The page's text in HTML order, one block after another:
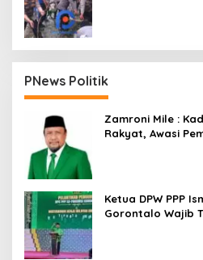
PNews Politik
Zamroni Mile :
Rakyat, Awasi
Ketua DPW PPP
Gorontalo Wajib